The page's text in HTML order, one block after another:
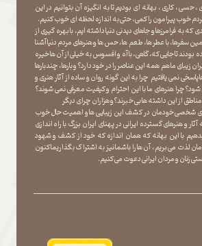
حسی ، کاری ، بهانه ای بودیم تا به انگیزه آن بتوانیم در این
خوب پیرامون را کمی ، حتی به اندازه لحظه ای خوب کنیم.
به فرامرزها و جاهای دیدنی دنیا داشته ایم، با بهره گیری از
سفرها ، با عطر ها ، طعم ها ، حس ها و هنرهای مردم دنیا آشنا
تا جایی که، گاهی ، با آه و افسوس به خیلی از آن ها خیره
زیبای ما هم همه این عناصر را در خود دارد؟ و بارها ، چندبارها
نمی یافتیم چرا به این گونه روان و ساده از آثار هنری و
هنرهای ما با این احترام و کیفیت معرفی نمی شوند؟
از این داشته ها بی خبرند؟و هزاران چرای دیگر
شخصی خودمان در کشف این زیبایی ها و اهمیت حال خوب
و هنرهای گسترده ایرانی در پهنای ایران بزرگ با راه اندازی
با این بهانه که همان اندازه که خود از کشف و شهود
لذت می بریم ، آن ها را با شما نیز به اشتراک بگذاریماکنون
زنان و مردان ایرانی دعوت می کنیم.